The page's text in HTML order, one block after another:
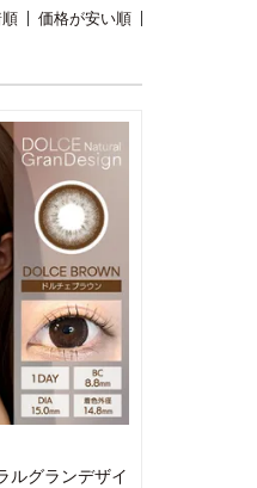
順 価格が安い順
ルグランデザイ